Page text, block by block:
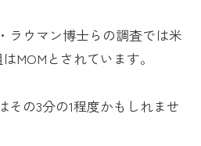
ラウマン博士らの調査では米
MOMとされています。
その3分の1程度かもしれませ